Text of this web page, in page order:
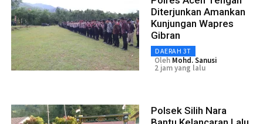
Diterjunkan Amankan
Kunjungan Wapres
Gibran
DAERAH 3T
Oleh Mohd. Sanusi
2 jam yang lalu
Polsek Silih Nara